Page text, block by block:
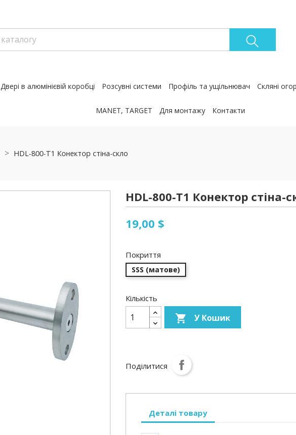
Двері в алюмінієвій коробці Розсувні системи Профіль та ущільнювач Скляні
MANET, TARGET Для монтажу Контакти
HDL-800-Т1 Конектор стіна-скло
HDL-800-Т1 Конектор стіна-
19,00 $
Покриття
SSS (матове)
Кількість
 У Кошик
Поділитися
Деталі товару